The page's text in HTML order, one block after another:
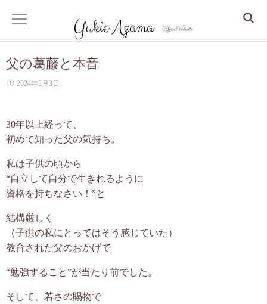
ホーム
Dr. Yukie の月いち心良所
眠りから整う、更年期からの人生デザイン
しなやかな大人の美人マインドセッション
クリスタルアカシックリーディング
父の葛藤と本音
2024年2月3日
30年以上経って、
初めて知った父の気持ち。
私は子供の頃から
“自立して自分で生きれるように
資格を持ちなさい！”と
結構厳しく
（子供の私にとってはそう感じていた）
教育された父のおかげで
“勉強すること”が当たり前でした。
そして、若さの賜物で